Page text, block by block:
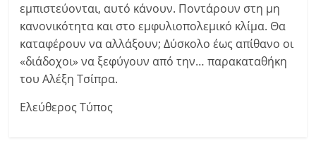
εμπιστεύονται, αυτό κάνουν. Ποντάρουν στη μη
κανονικότητα και στο εμφυλιοπολεμικό κλίμα. Θα
καταφέρουν να αλλάξουν; Δύσκολο έως απίθανο οι
«διάδοχοι» να ξεφύγουν από την… παρακαταθήκη
του Αλέξη Τσίπρα.
Ελεύθερος Τύπος